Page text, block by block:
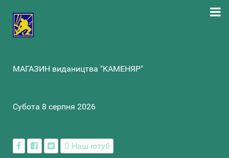
МАГАЗИН видаництва "КАМЕНЯР"
Субота 8 серпня 2026
Наш ютуб